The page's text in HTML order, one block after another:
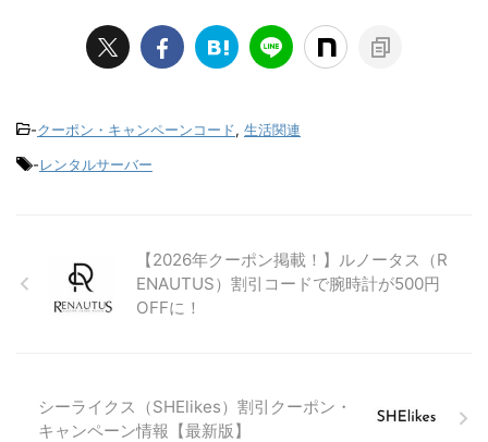
-クーポン・キャンペーンコード, 生活関連
-レンタルサーバー
【2026年クーポン掲載！】ルノータス（R
ENAUTUS）割引コードで腕時計が500円
OFFに！
シーライクス（SHElikes）割引クーポン・
キャンペーン情報【最新版】